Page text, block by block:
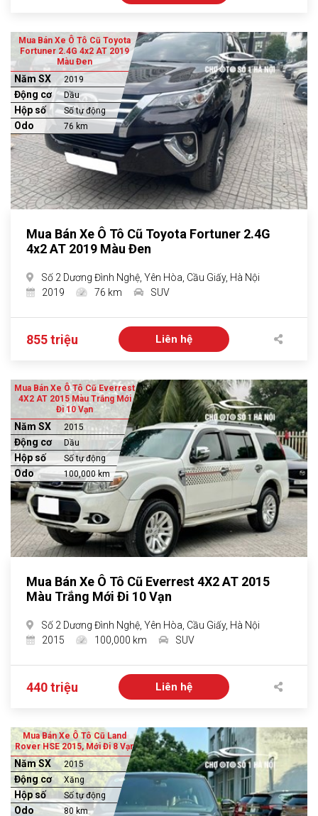
Mua Bán Xe Ô Tô Cũ Toyota
Fortuner 2.4G 4x2 AT 2019
Màu Đen
Năm SX 2019
Động cơ Dầu
Hộp số Số tự động
Odo 76 km
Mua Bán Xe Ô Tô Cũ Toyota Fortuner 2.4G
4x2 AT 2019 Màu Đen
Số 2 Dương Đình Nghệ, Yên Hòa, Cầu Giấy, Hà Nội
2019
76 km SUV
855 triệu Liên hệ
Mua Bán Xe Ô Tô Cũ Everrest
4X2 AT 2015 Màu Trắng Mới
Đi 10 Vạn
Năm SX 2015
Động cơ Dầu
Hộp số Số tự động
Odo 100,000 km
Mua Bán Xe Ô Tô Cũ Everrest 4X2 AT 2015
Màu Trắng Mới Đi 10 Vạn
Số 2 Dương Đình Nghệ, Yên Hòa, Cầu Giấy, Hà Nội
2015
100,000 km SUV
440 triệu Liên hệ
Mua Bán Xe Ô Tô Cũ Land
Rover HSE 2015, Mới Đi 8 Vạn
Năm SX 2015
Động cơ Xăng
Hộp số Số tự động
Odo 80 km